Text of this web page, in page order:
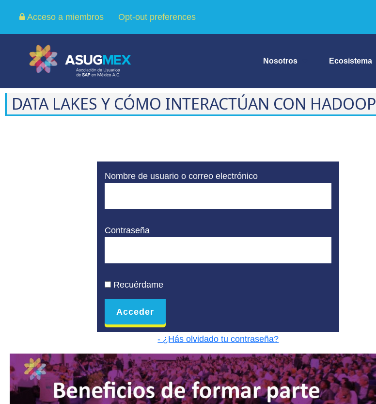
Acceso a miembros Opt-out preferences
Nosotros Ecosistema
DATA LAKES Y CÓMO INTERACTÚAN CON HADOOP
Nombre de usuario o correo electrónico
Contraseña
Recuérdame
- ¿Hás olvidado tu contraseña?